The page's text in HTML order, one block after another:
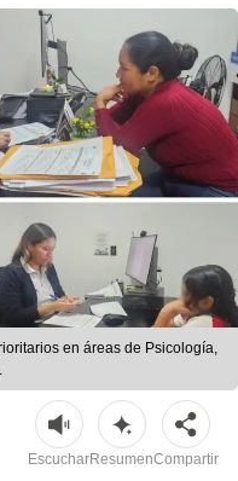
en áreas de Psicología,
EscucharResumenCompartir